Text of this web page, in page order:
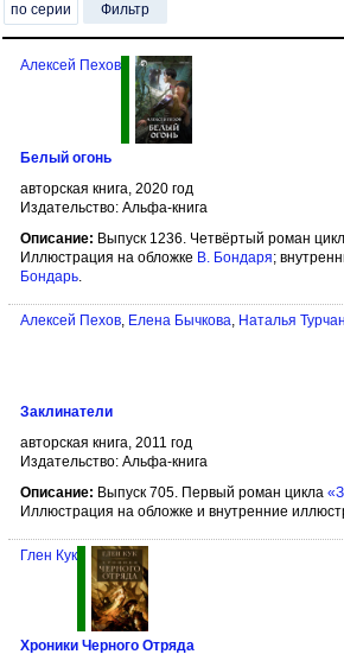
по серии Фильтр
Алексей Пехов
Белый огонь
авторская книга, 2020 год
Издательство: Альфа-книга
Описание: Выпуск 1236. Четвёртый роман
Иллюстрация на обложке В. Бондаря;
Бондарь
Алексей Пехов Елена Бычкова Наталья
Заклинатели
авторская книга, 2011 год
Издательство: Альфа-книга
Описание: Выпуск 705. Первый роман цикла
Иллюстрация на обложке и внутренние
Глен Кук
Хроники Черного Отряда